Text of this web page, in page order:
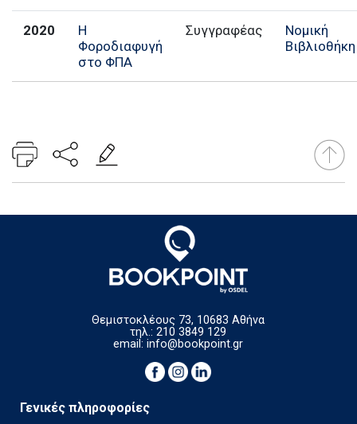
2020
Η
Φοροδιαφυγή
στο ΦΠΑ
Συγγραφέας
Νομική
Βιβλιοθήκη
Θεμιστοκλέους 73, 10683 Αθήνα
τηλ.: 210 3849 129
email:info@bookpoint.gr
Γενικές πληροφορίες